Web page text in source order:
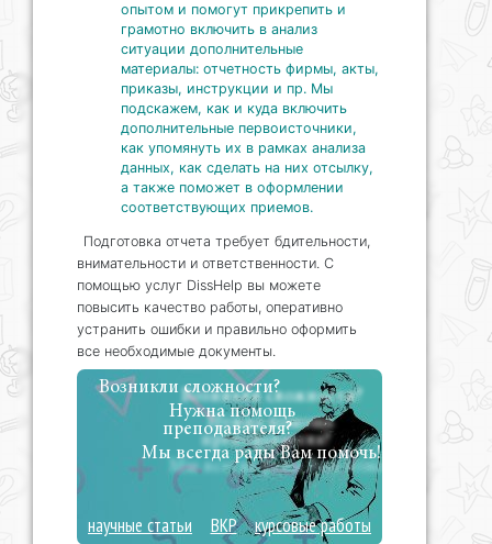
опытом и помогут прикрепить и
грамотно включить в анализ
ситуации дополнительные
материалы: отчетность фирмы, акты,
приказы, инструкции и пр. Мы
подскажем, как и куда включить
дополнительные первоисточники,
как упомянуть их в рамках анализа
данных, как сделать на них отсылку,
а также поможет в оформлении
соответствующих приемов.
Подготовка отчета требует бдительности,
внимательности и ответственности. С
помощью услуг DissHelp вы можете
повысить качество работы, оперативно
устранить ошибки и правильно оформить
все необходимые документы.
Возникли сложности?
Нужна помощь
преподавателя?
Мы всегда рады Вам помочь!
научные статьи ВКР курсовые работы